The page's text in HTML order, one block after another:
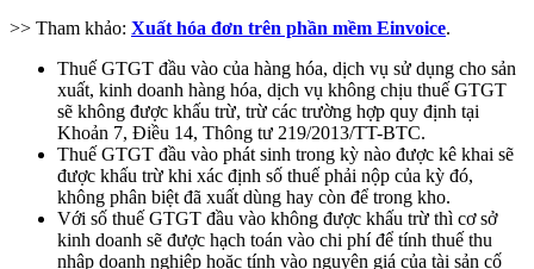
>> Tham khảo: Xuất hóa đơn trên phần mềm Einvoice.
Thuế GTGT đầu vào của hàng hóa, dịch vụ sử dụng cho sản
xuất, kinh doanh hàng hóa, dịch vụ không chịu thuế GTGT
sẽ không được khấu trừ, trừ các trường hợp quy định tại
Khoản 7, Điều 14, Thông tư 219/2013/TT-BTC.
Thuế GTGT đầu vào phát sinh trong kỳ nào được kê khai sẽ
được khấu trừ khi xác định số thuế phải nộp của kỳ đó,
không phân biệt đã xuất dùng hay còn để trong kho.
Với số thuế GTGT đầu vào không được khấu trừ thì cơ sở
kinh doanh sẽ được hạch toán vào chi phí để tính thuế thu
nhập doanh nghiệp hoặc tính vào nguyên giá của tài sản cố